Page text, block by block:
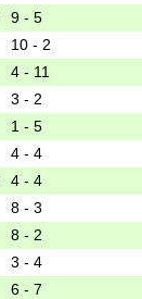
9 - 5
10 - 2
4 - 11
3 - 2
1 - 5
4 - 4
4 - 4
8 - 3
8 - 2
3 - 4
6 - 7